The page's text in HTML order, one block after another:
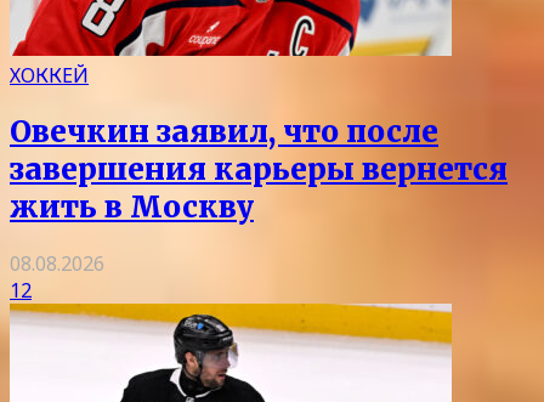
ХОККЕЙ
Овечкин заявил, что после
завершения карьеры вернется
жить в Москву
08.08.2026
12